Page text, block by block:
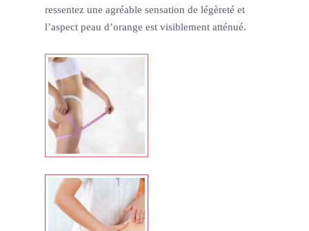
ressentez une agréable sensation de légèreté et
l’aspect peau d’orange est visiblement atténué.